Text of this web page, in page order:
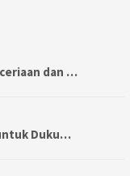
dan …
Duku…